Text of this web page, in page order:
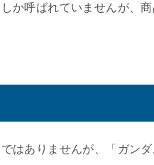
か呼ばれていませんが、
はありませんが、「ガン